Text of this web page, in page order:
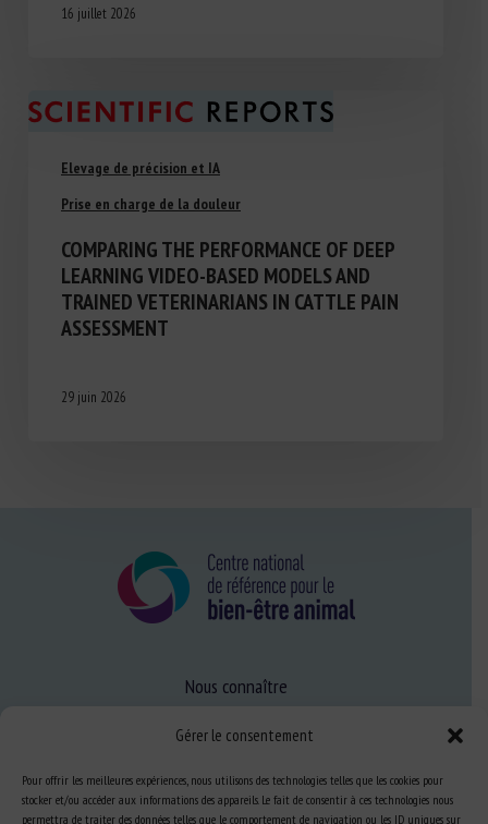
Gérer le consentement
Pour offrir les meilleures expériences, nous utilisons des technologies telles que les cookies pour
stocker et/ou accéder aux informations des appareils. Le fait de consentir à ces technologies nous
permettra de traiter des données telles que le comportement de navigation ou les ID uniques sur
16 juillet 2026
Elevage de précision et IA
Prise en charge de la douleur
COMPARING THE PERFORMANCE OF DEEP
LEARNING VIDEO-BASED MODELS AND
TRAINED VETERINARIANS IN CATTLE PAIN
ASSESSMENT
29 juin 2026
Nous connaître
Expertise